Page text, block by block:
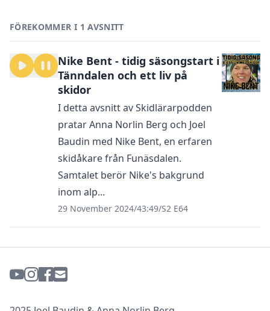
FÖREKOMMER I 1 AVSNITT
Nike Bent - tidig säsongstart i
Tänndalen och ett liv på
skidor
I detta avsnitt av Skidlärarpodden
pratar Anna Norlin Berg och Joel
Baudin med Nike Bent, en erfaren
skidåkare från Funäsdalen.
Samtalet berör Nike's bakgrund
inom alp...
29 November 2024/43:49/S2 E64